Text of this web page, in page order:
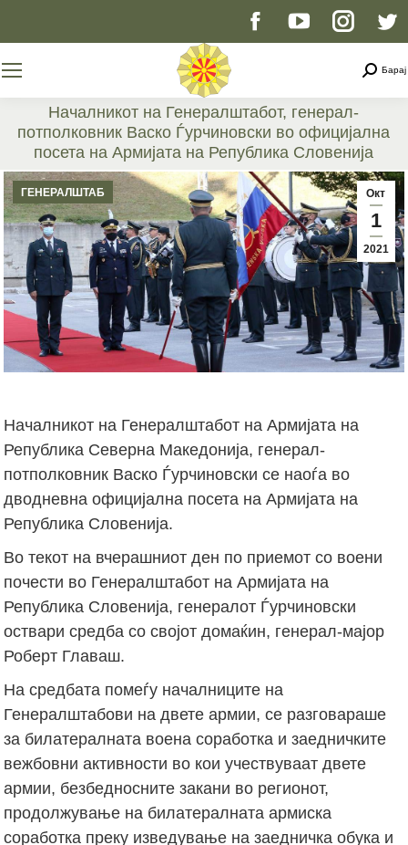
Facebook
opens
in
new
window
YouTube
opens
in
new
window
page
in
new
window
Барај
Началникот на Генералштабот, генерал-
потполковник Васко Ѓурчиновски во официјална
посета на Армијата на Република Словенија
You are here:
Окт
1
2021
ГЕНЕРАЛШТАБ
Началникот на Генералштабот на Армијата на
Република Северна Македонија, генерал-
потполковник Васко Ѓурчиновски се наоѓа во
дводневна официјална посета на Армијата на
Република Словенија.
Во текот на вчерашниот ден по приемот со воени
почести во Генералштабот на Армијата на
Република Словенија, генералот Ѓурчиновски
оствари средба со својот домаќин, генерал-мајор
Роберт Главаш.
На средбата помеѓу началниците на
Генералштабови на двете армии, се разговараше
за билатералната воена соработка и заедничките
вежбовни активности во кои учествуваат двете
армии, безбедносните закани во регионот,
продолжување на билатералната армиска
соработка преку изведување на заедничка обука и